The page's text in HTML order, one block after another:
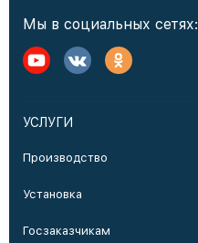
Мы в социальных сетях:
УСЛУГИ
Производство
Установка
Госзаказчикам